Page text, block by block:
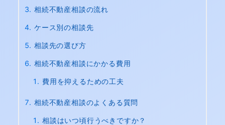
相続不動産相談の流れ
ケース別の相談先
相談先の選び方
相続不動産相談にかかる費用
費用を抑えるための工夫
相続不動産相談のよくある質問
相談はいつ頃行うべきですか？